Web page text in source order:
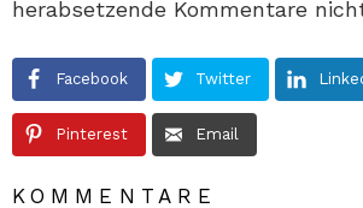
herabsetzende Kommentare
Facebook Twitter
Pinterest Email
KOMMENTARE